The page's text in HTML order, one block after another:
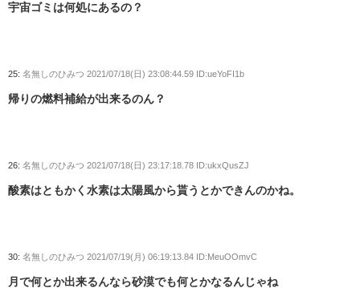
宇宙ゴミは何処にあるの？
25: 名無しのひみつ 2021/07/18(日) 23:08:44.59 ID:ueYoFI1b
帰りの燃料補給が出来るのん？
26: 名無しのひみつ 2021/07/18(日) 23:17:18.78 ID:ukxQusZJ
酸素はともかく水素は太陽風から貰うとかできんのかね。
30: 名無しのひみつ 2021/07/19(月) 06:19:13.84 ID:MeuOOmvC
月で何とか出来るんなら砂漠でも何とかなるんじゃね